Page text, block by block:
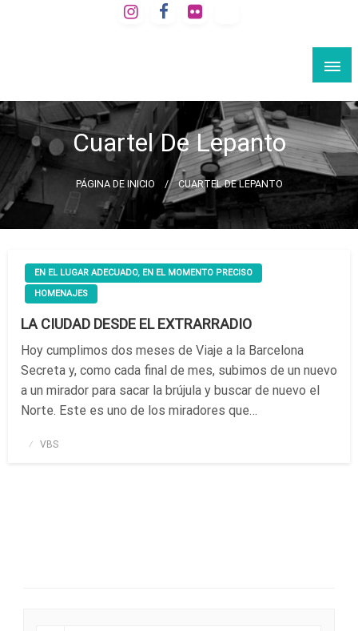
Cuartel De Lepanto
PÁGINA DE INICIO CUARTEL DE LEPANTO
EN EL LUGAR ADECUADO, EN EL MOMENTO PRECISO
HOMENAJES
LA CIUDAD DESDE EL EXTRARRADIO
Hoy cumplimos dos meses de Viaje a la Barcelona
Secreta y, como cada final de mes, subimos de un nuevo
a un mirador para sacar la brújula y buscar de nuevo el
Norte. Este es uno de los miradores que…
Publicado
VBS